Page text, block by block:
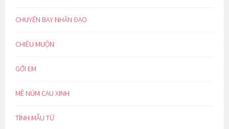
CHUYẾN BAY NHÂN ĐẠO
CHIỀU MUỘN
GỞI EM
MÊ NÚM CAU XINH
TÌNH MẪU TỬ